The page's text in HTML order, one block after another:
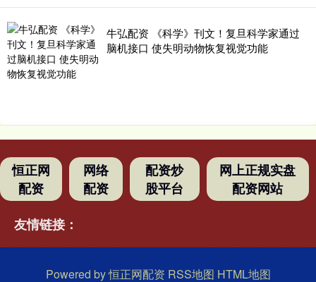
牛弘配资 《科学》刊文！复旦科学家通过
脑机接口 使失明动物恢复视觉功能
恒正网
配资
网络
配资
配资炒
股平台
网上正规实盘
配资网站
友情链接：
Powered by恒正网配资 RSS地图 HTML地图